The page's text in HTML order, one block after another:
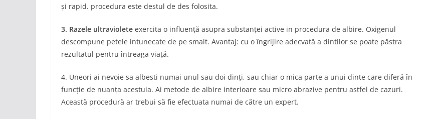
și rapid. procedura este destul de des folosita.
3. Razele ultraviolete exercita o influență asupra substanței active in procedura de albire. Oxigenul
descompune petele intunecate de pe smalt. Avantaj: cu o îngrijire adecvată a dintilor se poate păstra
rezultatul pentru întreaga viață.
4. Uneori ai nevoie sa albesti numai unul sau doi dinți, sau chiar o mica parte a unui dinte care diferă în
funcție de nuanța acestuia. Ai metode de albire interioare sau micro abrazive pentru astfel de cazuri.
Această procedură ar trebui să fie efectuata numai de către un expert.